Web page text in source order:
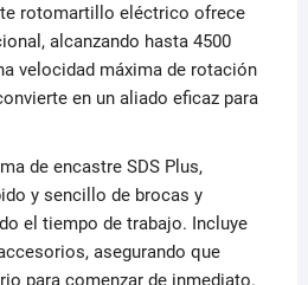
rotomartillo eléctrico ofrece
alcanzando hasta 4500
velocidad máxima de rotación
en un aliado eficaz para
de encastre SDS Plus,
y sencillo de brocas y
el tiempo de trabajo. Incluye
asegurando que
para comenzar de inmediato.